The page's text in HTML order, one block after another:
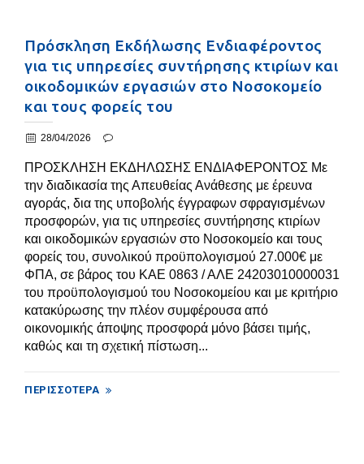
Πρόσκληση Εκδήλωσης Ενδιαφέροντος
για τις υπηρεσίες συντήρησης κτιρίων και
οικοδομικών εργασιών στο Νοσοκομείο
και τους φορείς του
28/04/2026
ΠΡΟΣΚΛΗΣΗ ΕΚΔΗΛΩΣΗΣ ΕΝΔΙΑΦΕΡΟΝΤΟΣ Με
την διαδικασία της Απευθείας Ανάθεσης με έρευνα
αγοράς, δια της υποβολής έγγραφων σφραγισμένων
προσφορών, για τις υπηρεσίες συντήρησης κτιρίων
και οικοδομικών εργασιών στο Νοσοκομείο και τους
φορείς του, συνολικού προϋπολογισμού 27.000€ με
ΦΠΑ, σε βάρος του ΚΑΕ 0863 / ΑΛΕ 24203010000031
του προϋπολογισμού του Νοσοκομείου και με κριτήριο
κατακύρωσης την πλέον συμφέρουσα από
οικονομικής άποψης προσφορά μόνο βάσει τιμής,
καθώς και τη σχετική πίστωση...
ΠΕΡΙΣΣΌΤΕΡΑ